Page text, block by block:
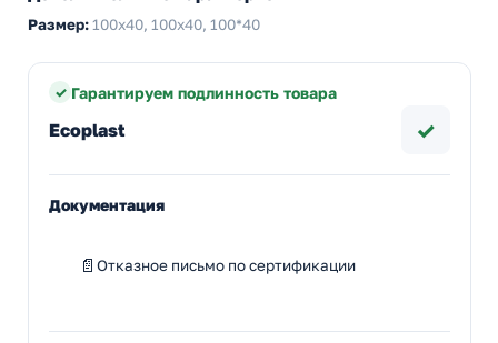
Размер:100х40, 100x40, 100*40
Гарантируем подлинность товара
Ecoplast ✓
Документация
Отказное письмо по сертификации